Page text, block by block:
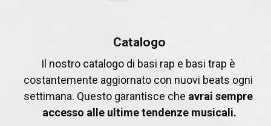
Catalogo
Il nostro catalogo di basi rap e basi trap è
costantemente aggiornato con nuovi beats ogni
settimana. Questo garantisce che avrai sempre
accesso alle ultime tendenze musicali.